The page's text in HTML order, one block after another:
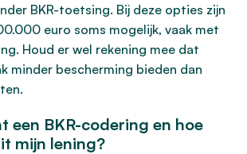
BKR-toetsing. Bij deze opties zijn
euro soms mogelijk, vaak met
Houd er wel rekening mee dat
minder bescherming bieden dan
een BKR-codering en hoe
mijn lening?